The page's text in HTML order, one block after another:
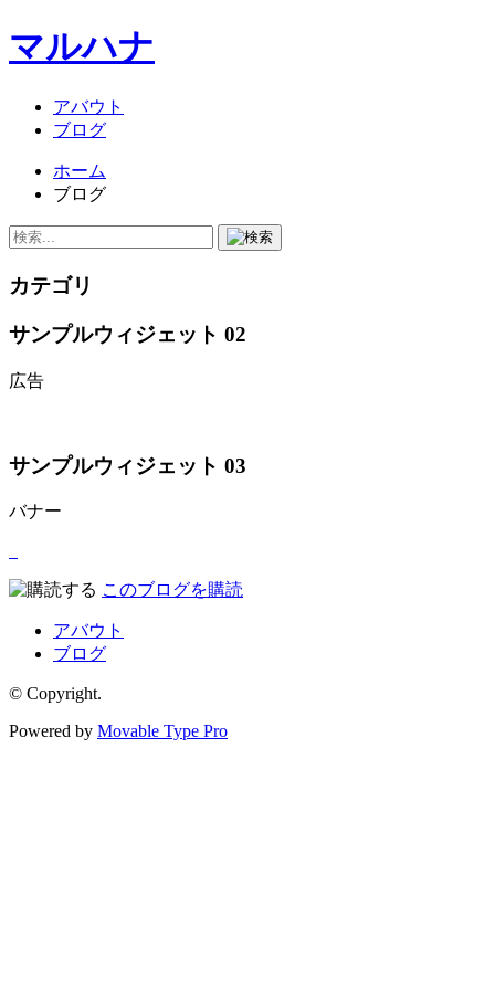
マルハナ
アバウト
ブログ
ホーム
ブログ
カテゴリ
サンプルウィジェット 02
広告
サンプルウィジェット 03
バナー
このブログを購読
アバウト
ブログ
© Copyright.
Powered by Movable Type Pro